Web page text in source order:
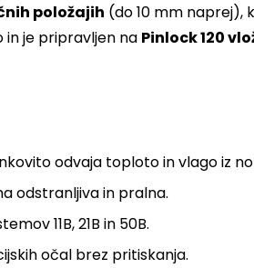
položajih (do 10 mm naprej),
in je pripravljen na Pinlock 120
odvaja toploto in vlago iz
odstranljiva in pralna.
11B, 21B in 50B.
očal brez pritiskanja.